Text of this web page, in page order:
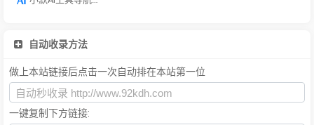
自动收录方法
做上本站链接后点击一次自动排在本站第一位
一键复制下方链接: